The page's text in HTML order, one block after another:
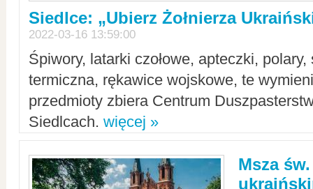
Siedlce: „Ubierz Żołnierza
2022-03-16 13:59:00
Śpiwory, latarki czołowe, apteczki,
termiczna, rękawice wojskowe, te
przedmioty zbiera Centrum
Siedlcach. więcej »
Msza